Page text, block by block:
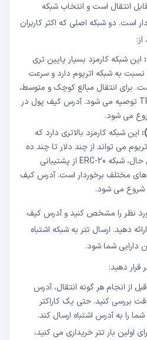
انتقال است و انتخاب شبکه
است. دو شبکه اصلی که اکثر کاربران
این شبکه کارمزد بسیار پایین تری
کمتر از ۱ دلار) نسبت به شبکه اتریوم دارد و سرعت
برای انتقال مبالغ کوچک و متوسط،
استفاده از شبکه TRC-20 توصیه می شود. آدرس کیف پول در
این شبکه کارمزد بالاتری دارد که
می تواند از چند دلار تا چند ده
دلار متغیر باشد. با این حال، شبکه ERC-20 از پشتیبانی
های مختلف برخوردار است. آدرس کیف
نظر را مشخص کنید و آدرس کیف
دهید. ارسال تتر به شبکه اشتباه
دارایی شما شود.
دهید:
قبل از انجام هر گونه انتقال، آدرس
بررسی کنید. حتی یک کاراکتر
شما را به آدرس اشتباه ارسال کند.
اولین بار تتر خریداری می کنید،